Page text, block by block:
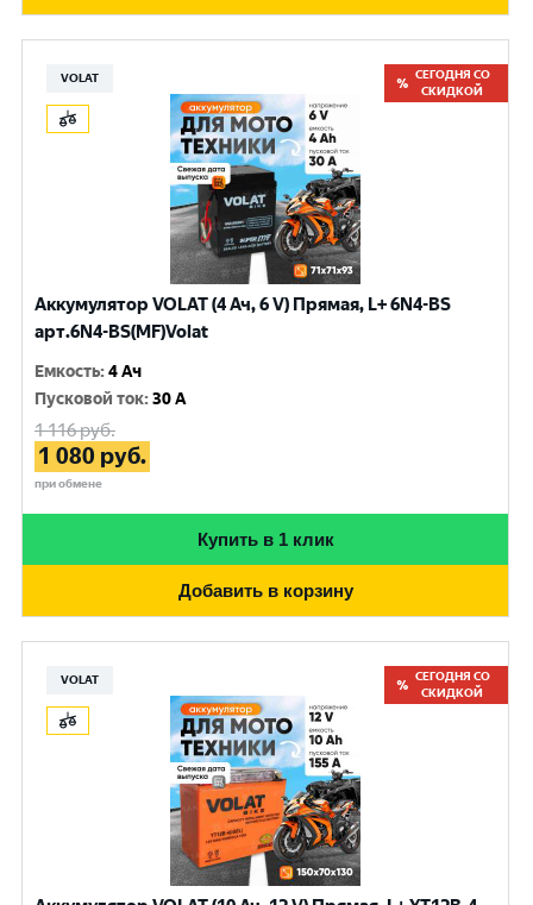
VOLAT
СЕГОДНЯ СО
СКИДКОЙ
Аккумулятор VOLAT (4 Ач, 6 V) Прямая, L+ 6N4-BS
арт.6N4-BS(MF)Volat
Емкость:4 Ач
Пусковой ток:30 A
1 116руб.
1 080 руб.
при обмене
Купить в 1 клик
Добавить в корзину
VOLAT
СЕГОДНЯ СО
СКИДКОЙ